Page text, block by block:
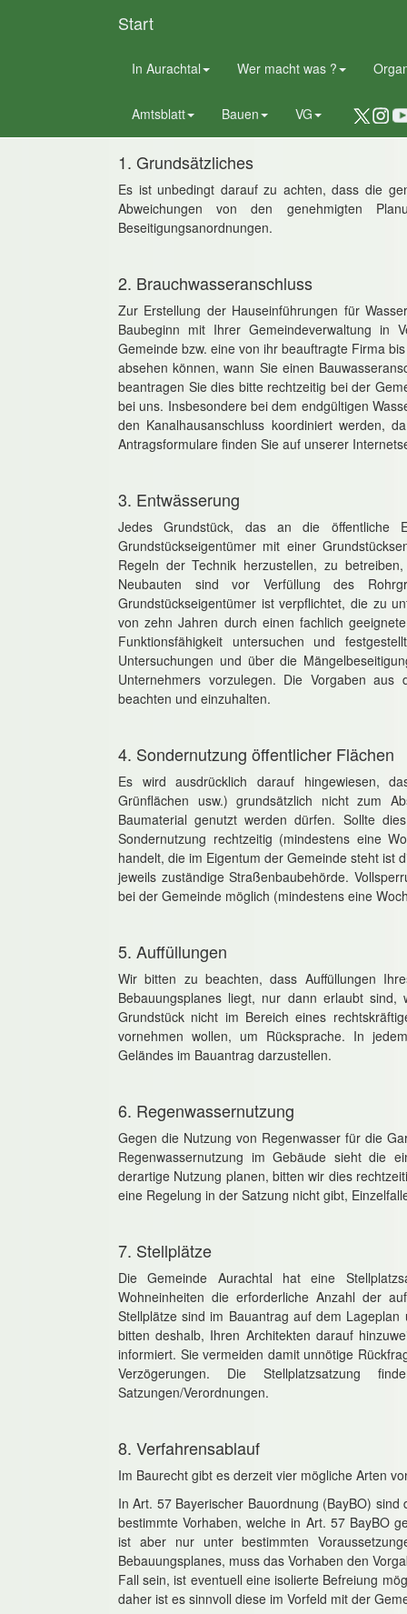
Start
In Aurachtal Wer macht was ?
Amtsblatt Bauen VG
Informationen für
1. Grundsätzliches
Es ist unbedingt darauf zu achten, dass die
Abweichungen von den genehmigten
Beseitigungsanordnungen.
2. Brauchwasseranschluss
Zur Erstellung der Hauseinführungen für
Baubeginn mit Ihrer Gemeindeverwaltung in
Gemeinde bzw. eine von ihr beauftragte Firma
absehen können, wann Sie einen
beantragen Sie dies bitte rechtzeitig bei der
bei uns. Insbesondere bei dem endgültigen
den Kanalhausanschluss koordiniert werden,
Antragsformulare finden Sie auf unserer
3. Entwässerung
Jedes Grundstück, das an die öffentliche
Grundstückseigentümer mit einer
Regeln der Technik herzustellen, zu
Neubauten sind vor Verfüllung des
Grundstückseigentümer ist verpflichtet, die zu
von zehn Jahren durch einen fachlich
Funktionsfähigkeit untersuchen und
Untersuchungen und über die
Unternehmers vorzulegen. Die Vorgaben
beachten und einzuhalten.
4. Sondernutzung öffentlicher Flächen
Es wird ausdrücklich darauf hingewiesen,
Grünflächen usw.) grundsätzlich nicht zum
Baumaterial genutzt werden dürfen. Sollte
Sondernutzung rechtzeitig (mindestens eine
handelt, die im Eigentum der Gemeinde steht ist
jeweils zuständige Straßenbaubehörde.
bei der Gemeinde möglich (mindestens eine
5. Auffüllungen
Wir bitten zu beachten, dass Auffüllungen
Bebauungsplanes liegt, nur dann erlaubt
Grundstück nicht im Bereich eines
vornehmen wollen, um Rücksprache. In
Geländes im Bauantrag darzustellen.
6. Regenwassernutzung
Gegen die Nutzung von Regenwasser für die
Regenwassernutzung im Gebäude sieht die
derartige Nutzung planen, bitten wir dies
eine Regelung in der Satzung nicht gibt,
7. Stellplätze
Die Gemeinde Aurachtal hat eine
Wohneinheiten die erforderliche Anzahl der
Stellplätze sind im Bauantrag auf dem
bitten deshalb, Ihren Architekten darauf
informiert. Sie vermeiden damit unnötige
Verzögerungen. Die Stellplatzsatzung
Satzungen/Verordnungen.
8. Verfahrensablauf
Im Baurecht gibt es derzeit vier mögliche Arten
In Art. 57 Bayerischer Bauordnung (BayBO)
bestimmte Vorhaben, welche in Art. 57 BayBO
ist aber nur unter bestimmten
Bebauungsplanes, muss das Vorhaben den
Fall sein, ist eventuell eine isolierte Befreiung
daher ist es sinnvoll diese im Vorfeld mit der